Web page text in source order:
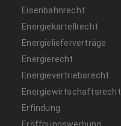
Eisenbahnrecht
Energiekartellrecht
Energielieferverträge
Energierecht
Energievertriebsrecht
Energiewirtschaftsrecht
Erfindung
Eröffnungswerbung